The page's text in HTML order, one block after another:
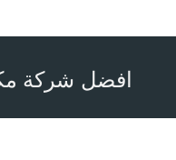
افضل شركة